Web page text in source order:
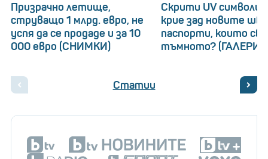
Призрачно летище,
струващо 1 млрд. евро, не
успя да се продаде и за 10
000 евро (СНИМКИ)
Скрити UV символи:
крие зад новите
паспорти, които
тъмното?
Статии